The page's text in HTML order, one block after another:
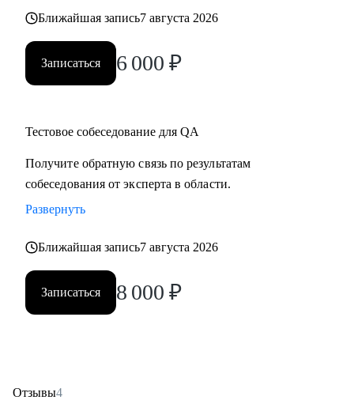
Ближайшая запись7 августа 2026
Записаться 6 000 ₽
Тестовое собеседование для QA
Получите обратную связь по результатам
собеседования от эксперта в области.
Развернуть
Ближайшая запись7 августа 2026
Записаться 8 000 ₽
Отзывы4